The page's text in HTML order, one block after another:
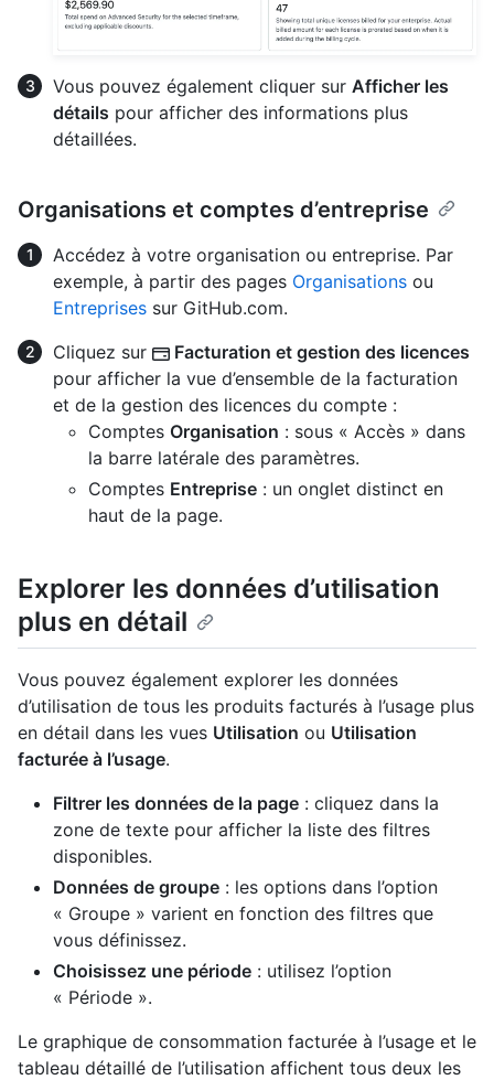
Vous pouvez également cliquer sur Afficher les
détails pour afficher des informations plus
détaillées.
Organisations et comptes d’entreprise
Accédez à votre organisation ou entreprise. Par
exemple, à partir des pages Organisations ou
Entreprises sur GitHub.com.
Cliquez sur
Facturation et gestion des licences
pour afficher la vue d’ensemble de la facturation
et de la gestion des licences du compte :
Comptes Organisation : sous « Accès » dans
la barre latérale des paramètres.
Comptes Entreprise : un onglet distinct en
haut de la page.
Explorer les données d’utilisation
plus en détail
Vous pouvez également explorer les données
d’utilisation de tous les produits facturés à l’usage plus
en détail dans les vues Utilisation ou Utilisation
facturée à l’usage.
Filtrer les données de la page : cliquez dans la
zone de texte pour afficher la liste des filtres
disponibles.
Données de groupe : les options dans l’option
« Groupe » varient en fonction des filtres que
vous définissez.
Choisissez une période : utilisez l’option
« Période ».
Le graphique de consommation facturée à l’usage et le
tableau détaillé de l’utilisation affichent tous deux les